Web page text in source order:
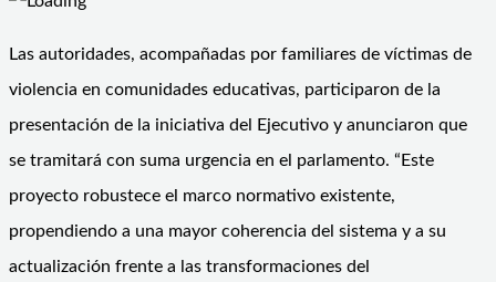
Las autoridades, acompañadas por familiares de víctimas de
violencia en comunidades educativas, participaron de la
presentación de la iniciativa del Ejecutivo y anunciaron que
se tramitará con suma urgencia en el parlamento. “Este
proyecto robustece el marco normativo existente,
propendiendo a una mayor coherencia del sistema y a su
actualización frente a las transformaciones del